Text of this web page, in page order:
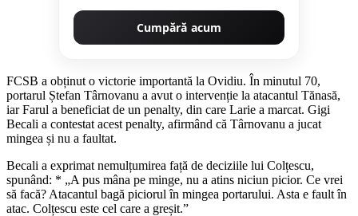
Cumpără acum
FCSB a obținut o victorie importantă la Ovidiu. În minutul 70,
portarul Ștefan Târnovanu a avut o intervenție la atacantul Tănasă,
iar Farul a beneficiat de un penalty, din care Larie a marcat. Gigi
Becali a contestat acest penalty, afirmând că Târnovanu a jucat
mingea și nu a faultat.
Becali a exprimat nemulțumirea față de deciziile lui Colțescu,
spunând: * „A pus mâna pe minge, nu a atins niciun picior. Ce vrei
să facă? Atacantul bagă piciorul în mingea portarului. Asta e fault în
atac. Colțescu este cel care a greșit.”